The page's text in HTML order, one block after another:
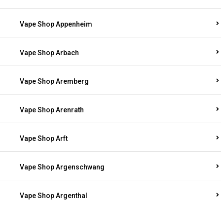
Vape Shop Appenheim
Vape Shop Arbach
Vape Shop Aremberg
Vape Shop Arenrath
Vape Shop Arft
Vape Shop Argenschwang
Vape Shop Argenthal